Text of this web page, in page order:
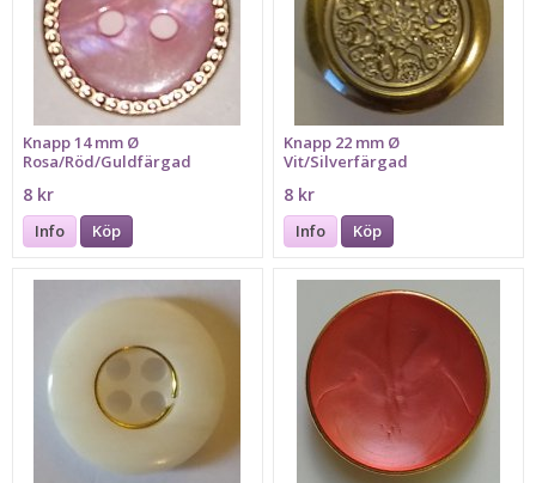
Knapp 14 mm Ø
Rosa/Röd/Guldfärgad
8 kr
Info Köp
Knapp 22 mm Ø
Vit/Silverfärgad
8 kr
Info Köp